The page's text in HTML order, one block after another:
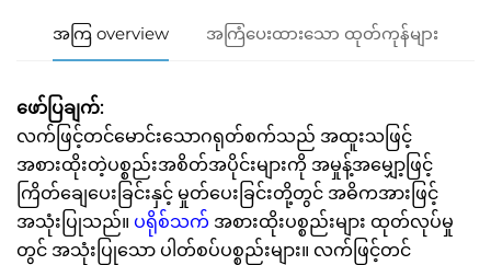
အကြ overview အကြံပေးထားသော ထုတ်ကုန်များ
ဖော်ပြချက်:
လက်ဖြင့်တင်မောင်းသောဂရုတ်စက်သည် အထူးသဖြင့်
အစားထိုးတဲ့ပစ္စည်းအစိတ်အပိုင်းများကို အမှုန့်အမျှော့ဖြင့်
ကြိတ်ချေပေးခြင်းနှင့် မှုတ်ပေးခြင်းတို့တွင် အဓိကအားဖြင့်
အသုံးပြုသည်။ ပရိုစ်သက် အစားထိုးပစ္စည်းများ ထုတ်လုပ်မှု
တွင် အသုံးပြုသော ပါတ်စပ်ပစ္စည်းများ။ လက်ဖြင့်တင်